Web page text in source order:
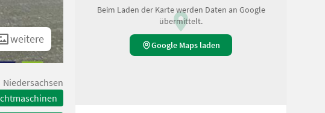
weitere
Niedersachsen
Beim Laden der Karte werden Daten an Google
übermittelt.
Google Maps laden